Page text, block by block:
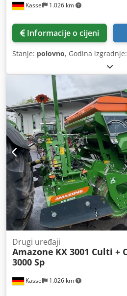
Kassel 1.026 km
Informacije o cijeni
Stanje: polovno, Godina izgradnje:
Kassel 1.026 km
Drugi uređaji
Amazone KX 3001 Culti +
3000 Sp